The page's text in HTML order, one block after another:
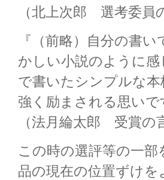
（北上次郎 選考委員
『（前略）自分の書
かしい小説のように
で書いたシンプルな
強く励まされる思いで
（法月綸太郎 受賞の
この時の選評等の一
品の現在の位置ずけ